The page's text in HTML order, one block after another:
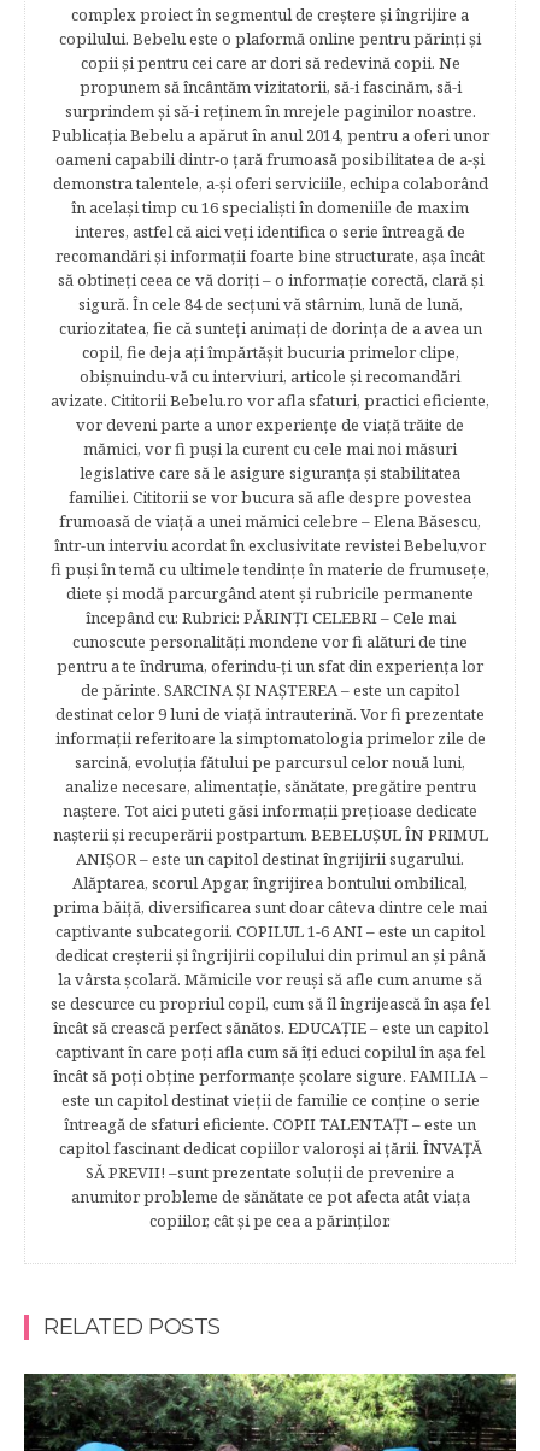
complex proiect în segmentul de creştere şi îngrijire a
copilului. Bebelu este o plaformă online pentru părinţi şi
copii şi pentru cei care ar dori să redevină copii. Ne
propunem să încântăm vizitatorii, să-i fascinăm, să-i
surprindem şi să-i reţinem în mrejele paginilor noastre.​
Publicația Bebelu a apărut în anul 2014, pentru a oferi unor
oameni capabili dintr-o ţară frumoasă posibilitatea de a-şi
demonstra talentele, a-şi oferi serviciile, echipa colaborând
în acelaşi timp cu 16 specialişti în domeniile de maxim
interes, astfel că aici veţi identifica o serie întreagă de
recomandări şi informaţii foarte bine structurate, aşa încât
să obtineţi ceea ce vă doriţi – o informaţie corectă, clară şi
sigură. În cele 84 de secțuni vă stârnim, lună de lună,
curiozitatea, fie că sunteţi animaţi de dorinţa de a avea un
copil, fie deja aţi împărtăşit bucuria primelor clipe,
obişnuindu-vă cu interviuri, articole şi recomandări
avizate. Cititorii Bebelu.ro vor afla sfaturi, practici eficiente,
vor deveni parte a unor experienţe de viaţă trăite de
mămici, vor fi puşi la curent cu cele mai noi măsuri
legislative care să le asigure siguranţa şi stabilitatea
familiei. Cititorii se vor bucura să afle despre povestea
frumoasă de viață a unei mămici celebre – Elena Băsescu,
într-un interviu acordat în exclusivitate revistei Bebelu,vor
fi puşi în temă cu ultimele tendinţe în materie de frumuseţe,
diete şi modă parcurgând atent şi rubricile permanente
începând cu: Rubrici: PĂRINŢI CELEBRI – Cele mai
cunoscute personalităţi mondene vor fi alături de tine
pentru a te îndruma, oferindu-ţi un sfat din experienţa lor
de părinte. SARCINA ŞI NAŞTEREA – este un capitol
destinat celor 9 luni de viaţă intrauterină. Vor fi prezentate
informaţii referitoare la simptomatologia primelor zile de
sarcină, evoluţia fătului pe parcursul celor nouă luni,
analize necesare, alimentaţie, sănătate, pregătire pentru
naştere. Tot aici puteti găsi informaţii preţioase dedicate
naşterii şi recuperării postpartum. BEBELUŞUL ÎN PRIMUL
ANIŞOR – este un capitol destinat îngrijirii sugarului.
Alăptarea, scorul Apgar, îngrijirea bontului ombilical,
prima băiţă, diversificarea sunt doar câteva dintre cele mai
captivante subcategorii. COPILUL 1-6 ANI – este un capitol
dedicat creşterii şi îngrijirii copilului din primul an şi până
la vârsta şcolară. Mămicile vor reuşi să afle cum anume să
se descurce cu propriul copil, cum să îl îngrijească în aşa fel
încât să crească perfect sănătos. EDUCAŢIE – este un capitol
captivant în care poţi afla cum să îţi educi copilul în aşa fel
încât să poţi obţine performanţe şcolare sigure. FAMILIA –
este un capitol destinat vieţii de familie ce conţine o serie
întreagă de sfaturi eficiente. COPII TALENTAŢI – este un
capitol fascinant dedicat copiilor valoroși ai țării. ÎNVAŢĂ
SĂ PREVII! –sunt prezentate soluţii de prevenire a
anumitor probleme de sănătate ce pot afecta atât viaţa
copiilor, cât şi pe cea a părinţilor.
RELATED POSTS